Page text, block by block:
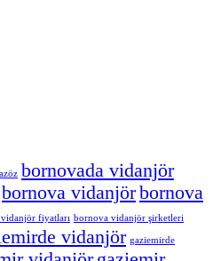
bornovada vidanjör
bornova vidanjörbornova
fiyatları bornova vidanjör şirketleri
vidanjör gaziemirde